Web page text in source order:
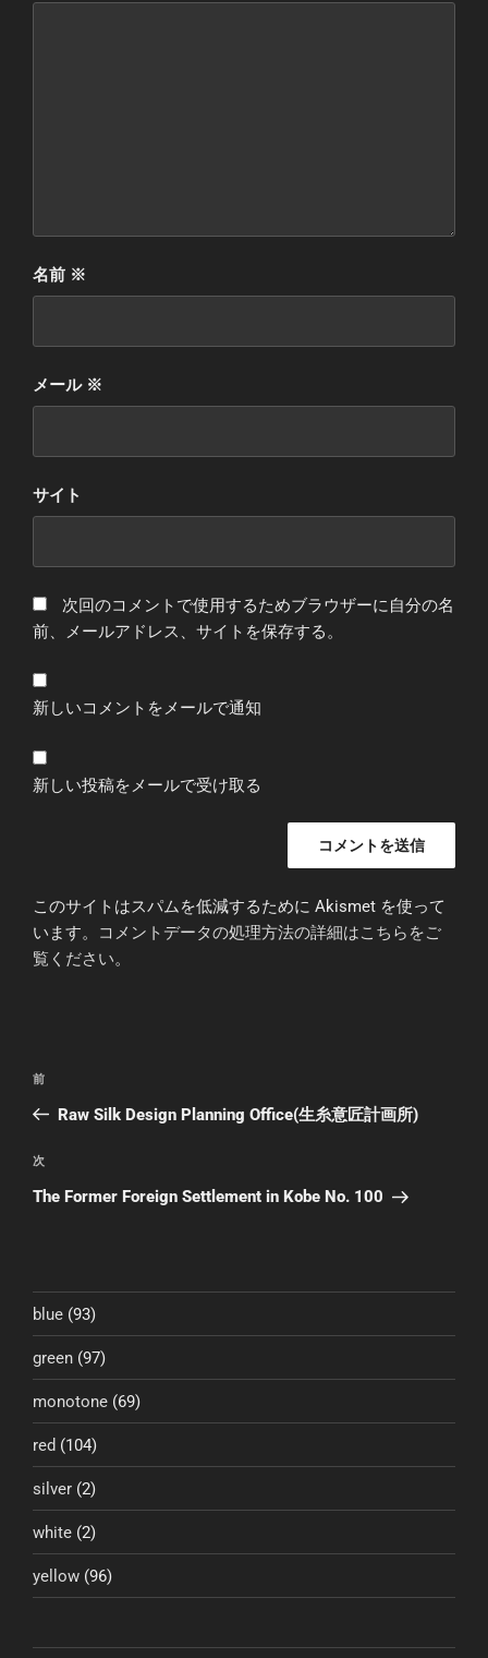
名前 ※
メール ※
サイト
次回のコメントで使用するためブラウザーに自分の名
前、メールアドレス、サイトを保存する。
新しいコメントをメールで通知
新しい投稿をメールで受け取る
このサイトはスパムを低減するために Akismet を使って
います。
コメントデータの処理方法の詳細はこちらをご
覧ください。
投
ビ
ゲ
ン
前
の
稿
前
Raw Silk Design Planning Office(生糸意匠計画所)
次
の
次
The Former Foreign Settlement in Kobe No. 100
blue (93)
green (97)
monotone (69)
red (104)
silver (2)
white (2)
yellow (96)